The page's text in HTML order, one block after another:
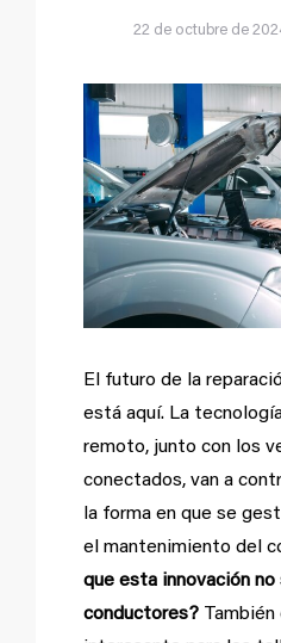
22 de octubre de
Ver
imagen
más
grande
El futuro de la
está aquí. La
remoto, junto con los
conectados, van a
la forma en que se
el mantenimiento del
que esta innovación
conductores? También